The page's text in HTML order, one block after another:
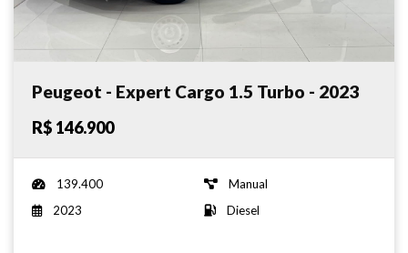
Peugeot - Expert Cargo 1.5 Turbo - 2023
R$ 146.900
139.400
Manual
2023
Diesel